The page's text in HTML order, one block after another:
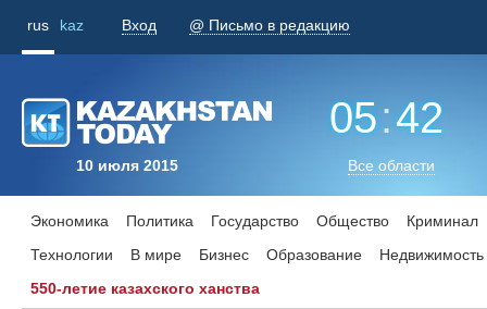
rus kaz Вход @ Письмо в редакцию
10 июля 2015
05:42
Все области
Экономика Политика Государство Общество
Криминал
Технологии
В мире Бизнес Образование
Недвижимость
550-летие казахского ханства